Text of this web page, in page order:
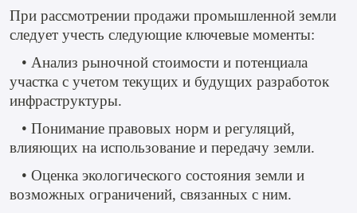
При рассмотрении продажи промышленной земли
следует учесть следующие ключевые моменты:
• Анализ рыночной стоимости и потенциала
участка с учетом текущих и будущих разработок
инфраструктуры.
• Понимание правовых норм и регуляций,
влияющих на использование и передачу земли.
• Оценка экологического состояния земли и
возможных ограничений, связанных с ним.